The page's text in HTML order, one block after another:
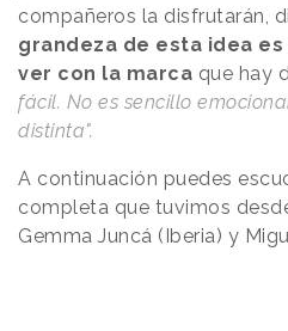
compañeros la disfrutarán,
grandeza de esta idea
ver con la marca que hay
fácil. No es sencillo
distinta".
A continuación puedes
completa que tuvimos
Gemma Juncá (Iberia) y